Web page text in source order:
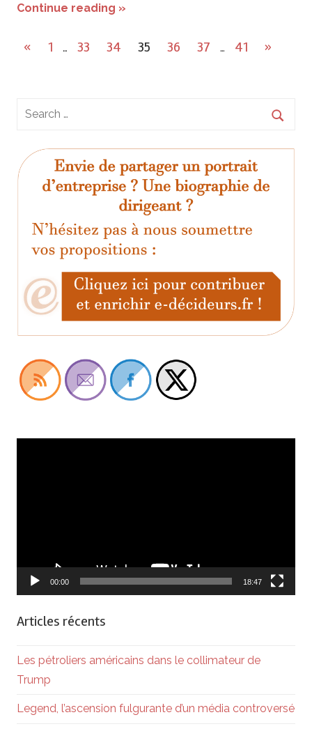
Continue reading »
Pagination
« Previous
1 … 33 34 35 36 37 … 41
Next
»
00:00 18:47
Articles récents
Les pétroliers américains dans le collimateur de
Trump
Legend, l’ascension fulgurante d’un média controversé